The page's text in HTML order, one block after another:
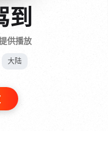
到
供播放
大陆